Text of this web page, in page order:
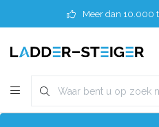
Meer dan 10.000